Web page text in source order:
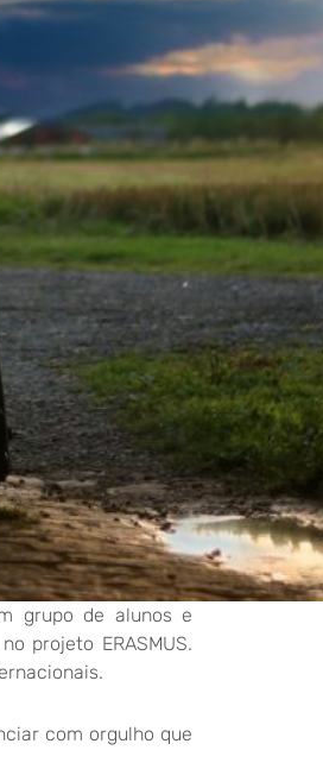
grupo de alunos e
projeto ERASMUS.
com orgulho que